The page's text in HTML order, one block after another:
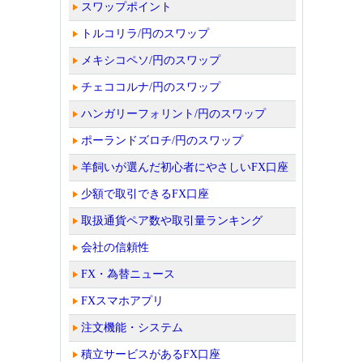
スワップポイント
トルコリラ/円のスワップ
メキシコペソ/円のスワップ
チェココルナ/円のスワップ
ハンガリーフォリント/円のスワップ
ポーランドズロチ/円のスワップ
羊飼いが選んだ初心者にやさしいFX口座
少額で取引できるFX口座
取扱通貨ペア数や取引量ランキング
会社の信頼性
FX・為替ニュース
FXスマホアプリ
注文機能・システム
積立サービスがあるFX口座